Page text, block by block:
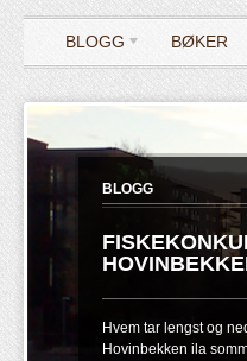
BLOGG BØKER
BLOGG
Hvem tar lengst og
Hovinbekken ila